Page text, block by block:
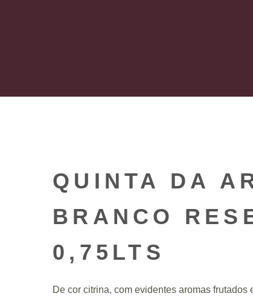
QUINTA DA
BRANCO
0,75LTS
De cor citrina, com evidentes aromas